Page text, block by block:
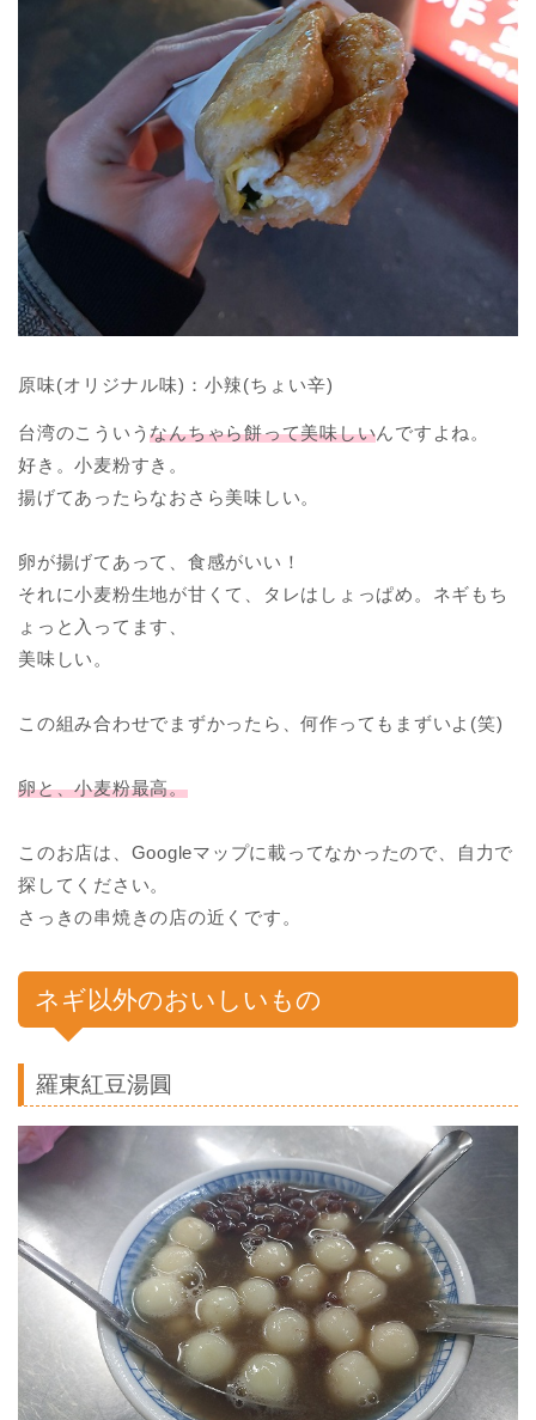
原味(オリジナル味)：小辣(ちょい辛)
台湾のこういうなんちゃら餅って美味しいんですよね。
好き。小麦粉すき。
揚げてあったらなおさら美味しい。
卵が揚げてあって、食感がいい！
それに小麦粉生地が甘くて、タレはしょっぱめ。ネギもち
ょっと入ってます、
美味しい。
この組み合わせでまずかったら、何作ってもまずいよ(笑)
卵と、小麦粉最高。
このお店は、Googleマップに載ってなかったので、自力で
探してください。
さっきの串焼きの店の近くです。
ネギ以外のおいしいもの
羅東紅豆湯圓